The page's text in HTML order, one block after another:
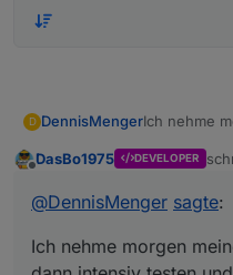
D DennisMengerIch nehme
Offline
DasBo1975 DEVELOPER
@DennisMenger sagte:
Ich nehme morgen